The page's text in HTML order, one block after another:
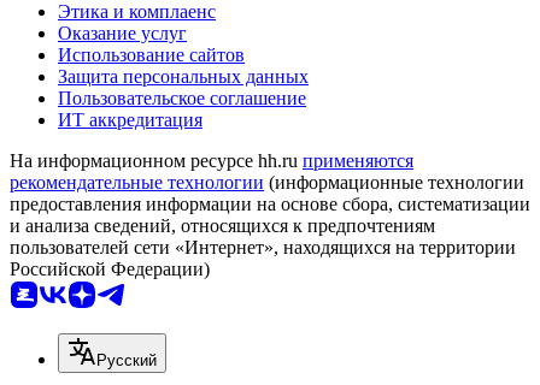
Этика и комплаенс
Оказание услуг
Использование сайтов
Защита персональных данных
Пользовательское соглашение
ИТ аккредитация
На информационном ресурсе hh.ru применяются
рекомендательные технологии (информационные технологии
предоставления информации на основе сбора, систематизации
и анализа сведений, относящихся к предпочтениям
пользователей сети «Интернет», находящихся на территории
Российской Федерации)
Русский